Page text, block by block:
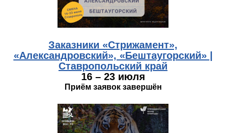
Заказники «Стрижамент»,
«Александровский», «Бештаугорский» |
Ставропольский край
16 – 23 июля
Приём заявок завершён
habarovsk.jpg